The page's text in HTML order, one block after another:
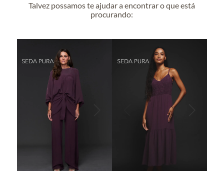
Talvez possamos te ajudar a encontrar o que está
procurando: